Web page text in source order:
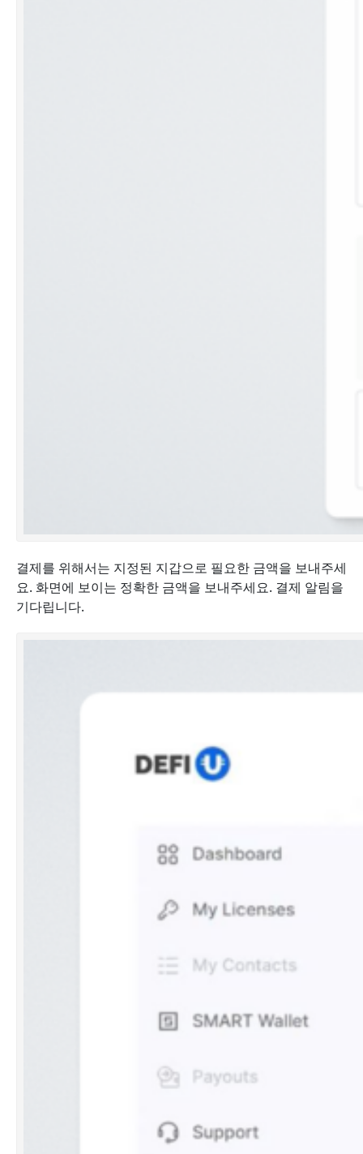
결제를 위해서는 지정된 지갑으로 필요한 금액을 보내주세
요. 화면에 보이는 정확한 금액을 보내주세요. 결제 알림을
기다립니다.